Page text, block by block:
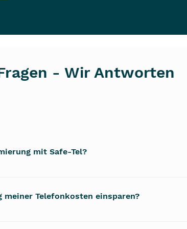
- Wir Antworten
mit Safe-Tel?
Telefonkosten einsparen?